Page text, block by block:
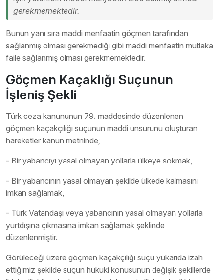
gerekmemektedir.
Bunun yanı sıra maddi menfaatin göçmen tarafından
sağlanmış olması gerekmediği gibi maddi menfaatin mutlaka
faile sağlanmış olması gerekmemektedir.
Göçmen Kaçaklığı Suçunun
İşleniş Şekli
Türk ceza kanununun 79. maddesinde düzenlenen
göçmen kaçakçılığı suçunun maddi unsurunu oluşturan
hareketler kanun metninde;
- Bir yabancıyı yasal olmayan yollarla ülkeye sokmak,
- Bir yabancının yasal olmayan şekilde ülkede kalmasını
imkan sağlamak,
- Türk Vatandaşı veya yabancının yasal olmayan yollarla
yurtdışına çıkmasına imkan sağlamak şeklinde
düzenlenmiştir.
Görüleceği üzere göçmen kaçakçılığı suçu yukarıda izah
ettiğimiz şekilde suçun hukuki konusunun değişik şekillerde